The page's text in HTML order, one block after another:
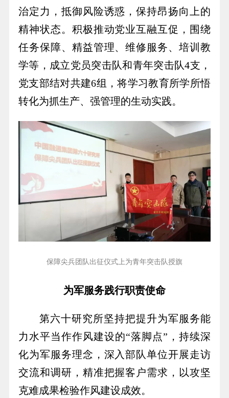
治定力，抵御风险诱惑，保持昂扬向上的
精神状态。积极推动党业互融互促，围绕
任务保障、精益管理、维修服务、培训教
学等，成立党员突击队和青年突击队4支，
党支部结对共建6组，将学习教育所学所悟
转化为抓生产、强管理的生动实践。
保障尖兵团队出征仪式上为青年突击队授旗
为军服务践行职责使命
第六十研究所坚持把提升为军服务能
力水平当作作风建设的“落脚点”，持续深
化为军服务理念，深入部队单位开展走访
交流和调研，精准把握客户需求，以攻坚
克难成果检验作风建设成效。